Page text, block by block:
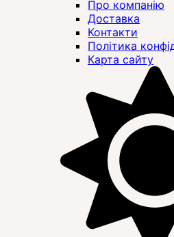
Про компанію
Доставка
Контакти
Політика
Карта сайту